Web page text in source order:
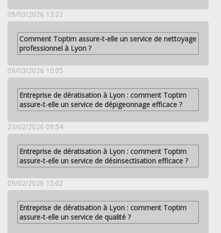
09/03/2026 13:22
Comment Toptim assure-t-elle un service de nettoyage
professionnel à Lyon ?
09/03/2026 10:05
Entreprise de dératisation à Lyon : comment Toptim
assure-t-elle un service de dépigeonnage efficace ?
23/02/2026 09:54
Entreprise de dératisation à Lyon : comment Toptim
assure-t-elle un service de désinsectisation efficace ?
09/02/2026 15:02
Entreprise de dératisation à Lyon : comment Toptim
assure-t-elle un service de qualité ?